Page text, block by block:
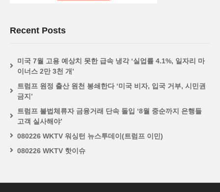
Recent Posts
미국 7월 고용 예상치 못한 급속 냉각 ‘실업률 4.1%, 일자리 마
이너스 2만 3천 개’
트럼프 원정 출산 원천 봉쇄한다 ‘미국 비자, 입국 거부, 시민권
금지’
트럼프 불법체류자 금융거래 단속 돌입 ‘8월 중순까지 은행들
고객 실사해야’
080226 WKTV 워싱턴 뉴스투데이(트럼프 이민)
080226 WKTV 핫이슈